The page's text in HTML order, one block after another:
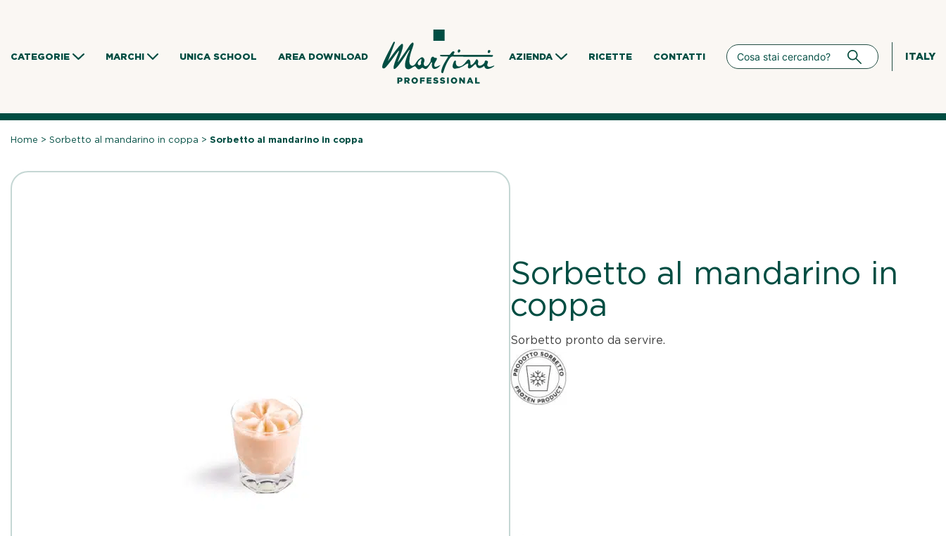
CATEGORIE MARCHI UNICA SCHOOL AREA DOWNLOAD AZIENDA RICETTE CONTATTI ITALY
Home >Sorbetto al mandarino in coppa >Sorbetto al mandarino in coppa
Sorbetto al mandarino in
coppa
Sorbetto pronto da servire.